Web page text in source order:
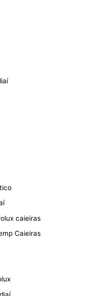
caieiras
Caieiras